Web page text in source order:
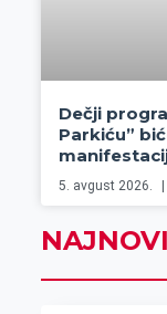
Dečji
Parkiću”
5. avgust 2026.